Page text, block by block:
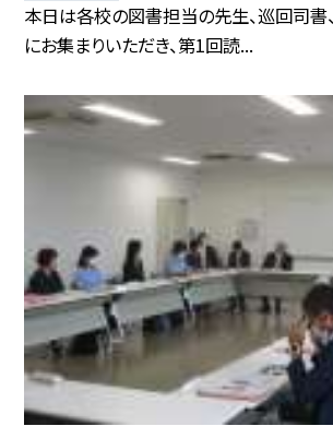
本日は各校の図書担当の先生、巡回司書
にお集まりいただき、第1回読...